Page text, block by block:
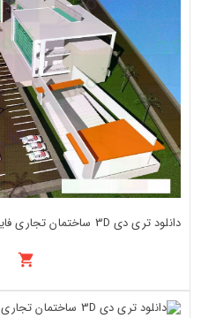
دانلود تری دی 3D ساختمان تجاری فایل DWG جزئیات (کد21562)